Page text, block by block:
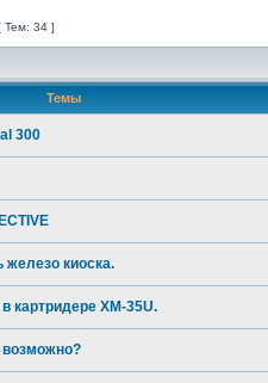
Тем: 34 ]
Темы
300
железо киоска.
картридере XM-35U.
возможно?